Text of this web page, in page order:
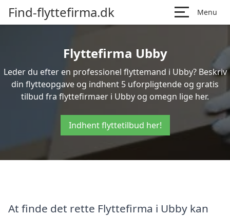
Find-flyttefirma.dk Menu
Flyttefirma Ubby
Leder du efter en professionel flyttemand i Ubby? Beskriv
din flytteopgave og indhent 5 uforpligtende og gratis
tilbud fra flyttefirmaer i Ubby og omegn lige her.
Indhent flyttetilbud her!
At finde det rette Flyttefirma i Ubby kan